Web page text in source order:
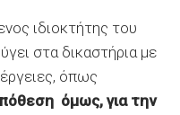
ιδιοκτήτης του
στα δικαστήρια με
όπως
όμως, για την